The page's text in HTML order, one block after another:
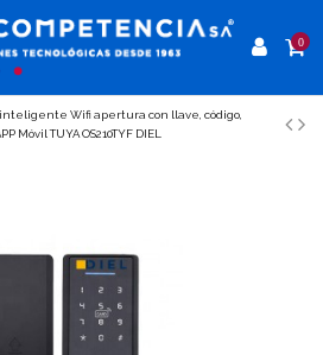
0
Wifi apertura con llave, código,
TUYA OS210TYF DIEL